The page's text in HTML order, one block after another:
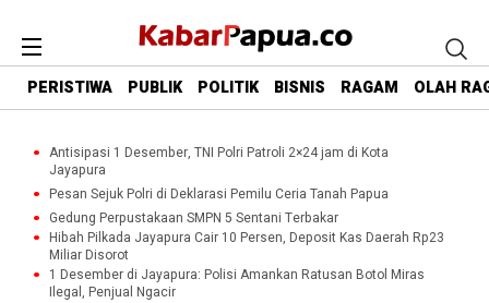
PERISTIWA PUBLIK POLITIK BISNIS RAGAM OLAH
Antisipasi 1 Desember, TNI Polri Patroli 2×24 jam di Kota
Jayapura
Pesan Sejuk Polri di Deklarasi Pemilu Ceria Tanah Papua
Gedung Perpustakaan SMPN 5 Sentani Terbakar
Hibah Pilkada Jayapura Cair 10 Persen, Deposit Kas Daerah Rp23
Miliar Disorot
1 Desember di Jayapura: Polisi Amankan Ratusan Botol Miras
Ilegal, Penjual Ngacir